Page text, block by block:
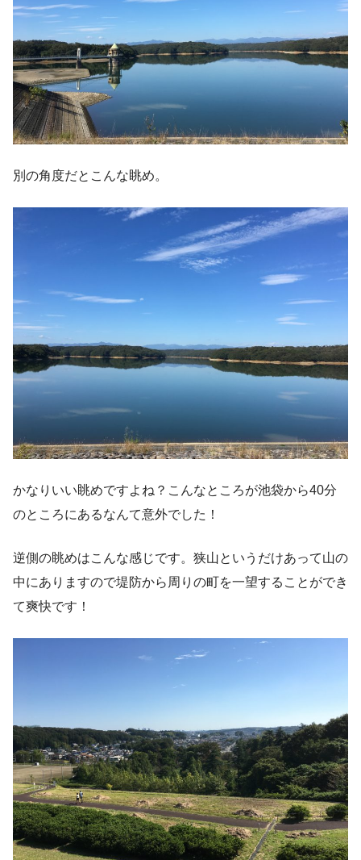
別の角度だとこんな眺め。
かなりいい眺めですよね？こんなところが池袋から40分
のところにあるなんて意外でした！
逆側の眺めはこんな感じです。狭山というだけあって山の
中にありますので堤防から周りの町を一望することができ
て爽快です！